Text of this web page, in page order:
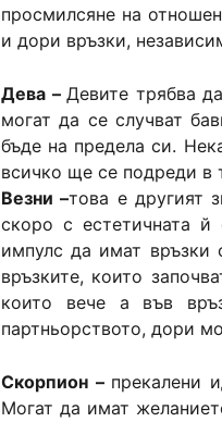
просмилсяне на
и дори връзки,
Дева –Девите трябва
могат да се случват
бъде на предела си.
всичко ще се подреди в
Везни –това е другият
скоро с естетичната
импулс да имат връзки
връзките, които
които вече а във
партньорството, дори
Скорпион – прекалени
Могат да имат